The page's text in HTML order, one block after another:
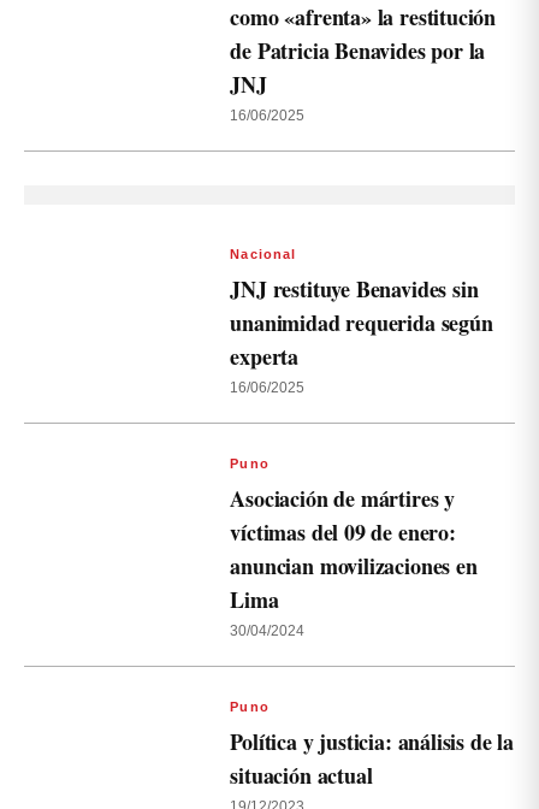
como «afrenta» la restitución
de Patricia Benavides por la
JNJ
16/06/2025
Nacional
JNJ restituye Benavides sin
unanimidad requerida según
experta
16/06/2025
Puno
Asociación de mártires y
víctimas del 09 de enero:
anuncian movilizaciones en
Lima
30/04/2024
Puno
Política y justicia: análisis de la
situación actual